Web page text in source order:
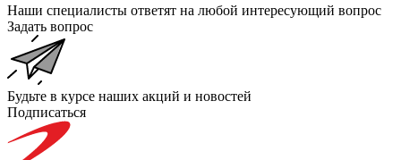
Наши специалисты ответят на любой интересующий вопрос
Задать вопрос
Будьте в курсе наших акций и новостей
Подписаться